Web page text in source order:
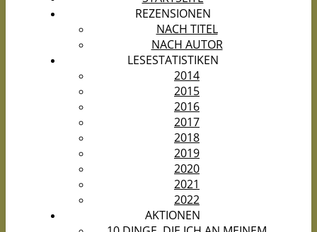
REZENSIONEN
NACH TITEL
NACH AUTOR
LESESTATISTIKEN
2014
2015
2016
2017
2018
2019
2020
2021
2022
AKTIONEN